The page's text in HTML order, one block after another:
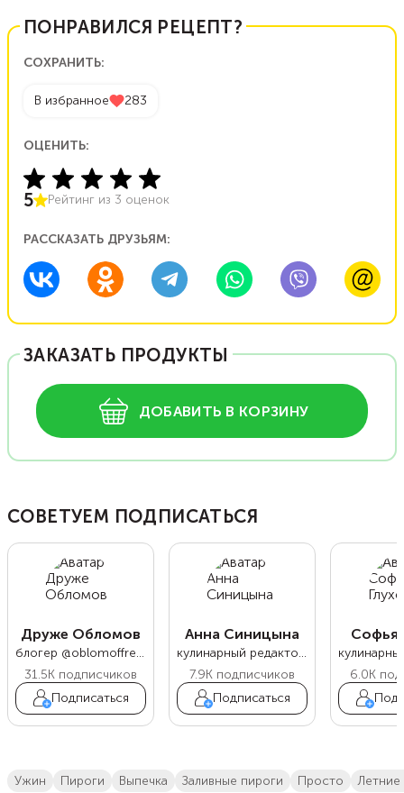
ПОНРАВИЛСЯ РЕЦЕПТ?
СОХРАНИТЬ:
В избранное 283
ОЦЕНИТЬ:
5 Рейтинг из 3 оценок
РАССКАЗАТЬ ДРУЗЬЯМ:
ЗАКАЗАТЬ ПРОДУКТЫ
ДОБАВИТЬ В КОРЗИНУ
СОВЕТУЕМ ПОДПИСАТЬСЯ
Друже Обломов
блогер @oblomoffrecipe
31.5K подписчиков
Подписаться
Анна Синицына
кулинарный редактор Food.ru
7.9K подписчиков
Подписаться
Софья
6.0K
ужин пироги выпечка Заливные пироги просто